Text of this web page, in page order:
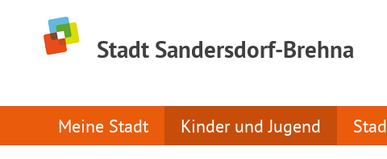
Stadt Sandersdorf-Brehna
Meine Stadt Kinder und Jugend